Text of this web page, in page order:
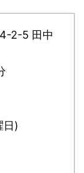
2-5 田中
日)